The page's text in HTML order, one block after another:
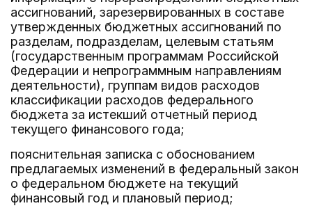
ассигнований, зарезервированных в составе
утвержденных бюджетных ассигнований по
разделам, подразделам, целевым статьям
(государственным программам Российской
Федерации и непрограммным направлениям
деятельности), группам видов расходов
классификации расходов федерального
бюджета за истекший отчетный период
текущего финансового года;
пояснительная записка с обоснованием
предлагаемых изменений в федеральный закон
о федеральном бюджете на текущий
финансовый год и плановый период;